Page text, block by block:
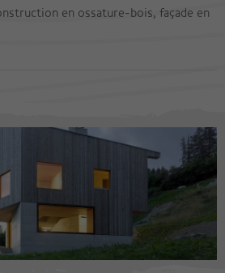
en ossature-bois, façade en